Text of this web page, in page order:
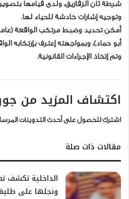
شرطة ثان الزقازيق، ولدى قيامها
وتوجيه إشارات خادشة للحياء لها.
أمكن تحديد وضبط مرتكب الواقعة
أبو حماد)، وبمواجهته إعترف بإرتكابه
وتم إتخاذ الإجراءات القانونية.
اكتشاف المزيد من
اشترك للحصول على أحدث التدوينات
مقالات ذات صلة
الداخلية تكشف
ونجلها على